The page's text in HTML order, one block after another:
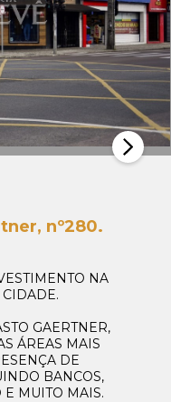
nº280.
NA
GAERTNER,
ÁREAS MAIS
DE
BANCOS,
E MUITO MAIS.